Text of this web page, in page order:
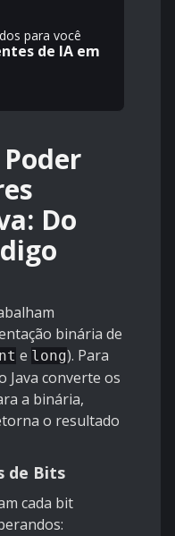
para você
de IA em
Do
binária de
e long). Para
Java converte os
a binária,
o resultado
de Bits
cada bit